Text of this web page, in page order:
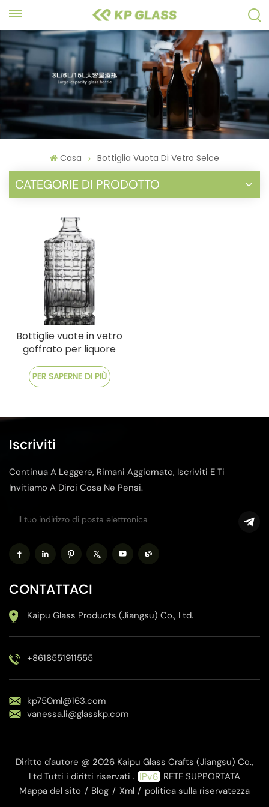
Casa Bottiglia Vuota Di Vetro Selce
CATEGORIE DI PRODOTTO
Bottiglie vuote in vetro
goffrato per liquore
PER SAPERNE DI PIÙ
Iscriviti
Continua A Leggere, Rimani Aggiornato, Iscriviti E Ti
Invitiamo A Dirci Cosa Ne Pensi.
CONTATTACI
Kaipu Glass Products (Jiangsu) Co., Ltd.
+8618551911555
kp750ml@163.com
vanessa.li@glasskp.com
Diritto d'autore @ 2026 Kaipu Glass Crafts (Jiangsu) Co.,
Ltd Tutti i diritti riservati .
RETE SUPPORTATA
Mappa del sito / Blog / Xml / politica sulla riservatezza